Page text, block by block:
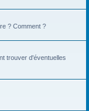
? Comment ?
trouver d'éventuelles